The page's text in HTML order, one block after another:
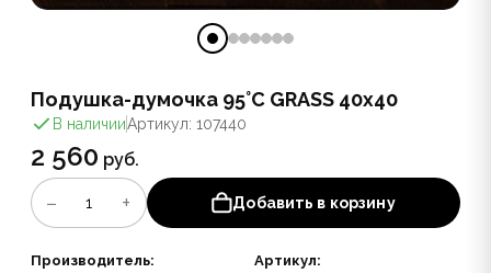
Подушка-думочка 95°C GRASS 40х40
В наличииАртикул: 107440
2 560 руб.
− 1 + Добавить в корзину
Производитель:
Артикул: